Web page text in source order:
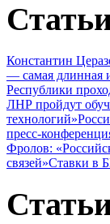
Константин
— самая длинная
Республики
ЛНР пройдут
технологий»
пресс-
Фролов:
связей»Ставки в